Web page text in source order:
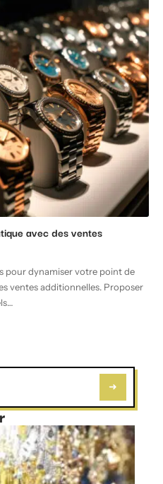
avec des ventes
pour dynamiser votre point de
ventes additionnelles. Proposer
…